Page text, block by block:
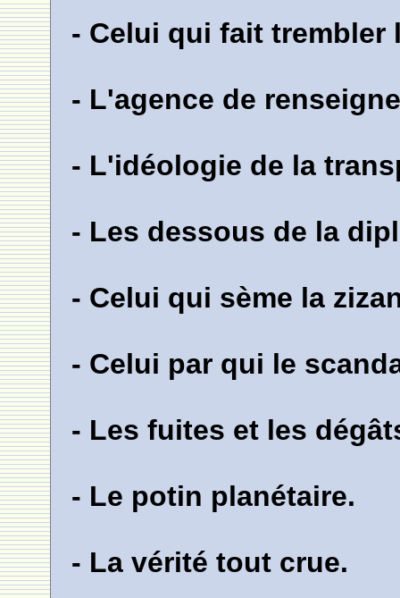
- Celui qui fait trembler
- L'agence de
- L'idéologie de la
- Les dessous de la
- Celui qui sème la
- Celui par qui le
- Les fuites et les
- Le potin planétaire.
- La vérité tout crue.